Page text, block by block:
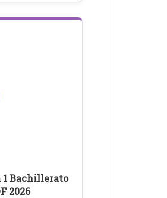
Bachillerato
2026